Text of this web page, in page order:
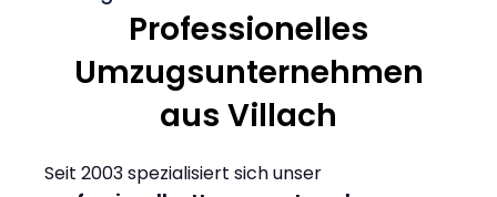
Professionelles
Umzugsunternehmen
aus Villach
Seit 2003 spezialisiert sich unser